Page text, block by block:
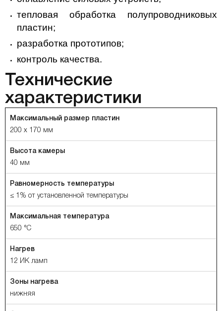
тепловая обработка полупроводниковых
пластин;
разработка прототипов;
контроль качества.
Технические
характеристики
Максимальный размер пластин
200 x 170 мм
Высота камеры
40 мм
Равномерность температуры
≤ 1% от установленной температуры
Максимальная температура
650 °C
Нагрев
12 ИК ламп
Зоны нагрева
нижняя